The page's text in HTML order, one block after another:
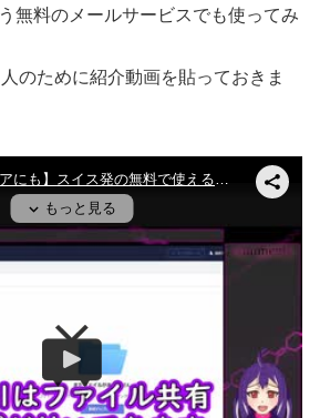
無料のメールサービスでも使ってみ
のために紹介動画を貼っておきま